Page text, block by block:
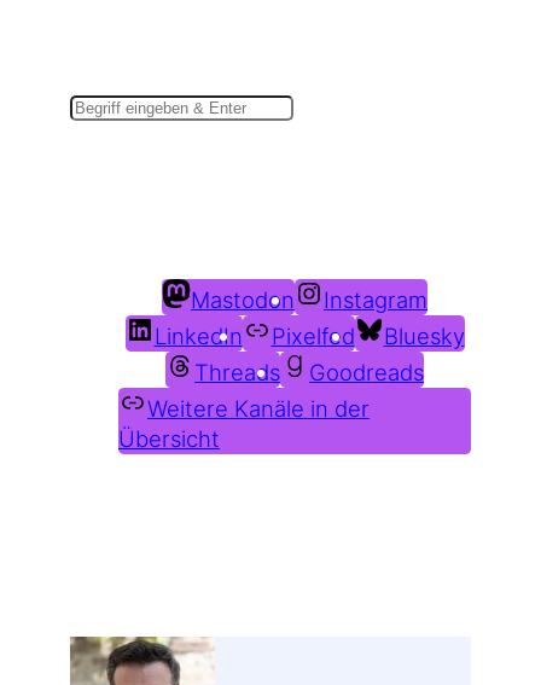
Mastodon
Instagram
LinkedIn
Pixelfed
Bluesky
Threads
Goodreads
Weitere Kanäle in der
Übersicht